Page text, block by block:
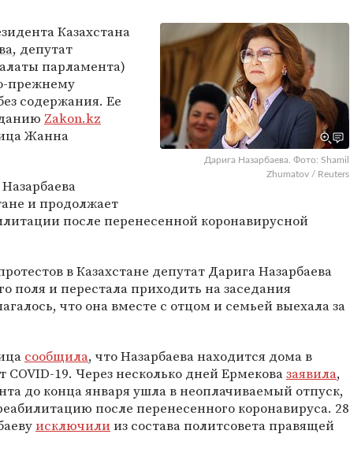
Дарига Назарбаева. Фото: Shamil
Zhumatov / Reuters
Казахстана
, депутат
парламента)
прежнему
содержания. Ее
Zakon.kz
Жанна
и продолжает
после перенесенной коронавирусной
в Казахстане депутат Дарига Назарбаева
поля и перестала приходить на заседания
что она вместе с отцом и семьей выехала за
сообщила, что Назарбаева находится дома в
COVID-19. Через несколько дней Ермековазаявила,
до конца января ушла в неоплачиваемый отпуск,
после перенесенного коронавируса. 28
исключилииз состава политсовета правящей